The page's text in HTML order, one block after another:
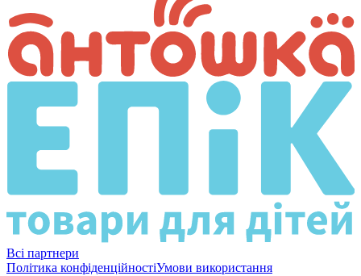
Всі партнери
Політика конфіденційностіУмови використання